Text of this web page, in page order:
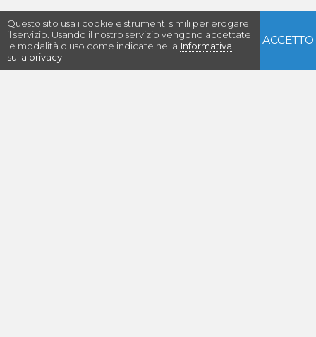
Questo sito usa i cookie e strumenti simili per erogare
il servizio. Usando il nostro servizio vengono accettate
le modalità d'uso come indicate nella Informativa
sulla privacy
ACCETTO